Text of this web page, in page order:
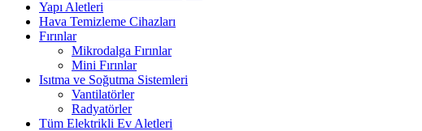
Yapı Aletleri
Hava Temizleme Cihazları
Fırınlar
Mikrodalga Fırınlar
Mini Fırınlar
Isıtma ve Soğutma Sistemleri
Vantilatörler
Radyatörler
Tüm Elektrikli Ev Aletleri